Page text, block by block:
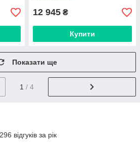
12 945 ₴
Купити
Показати ще
1 / 4
відгуків за рік